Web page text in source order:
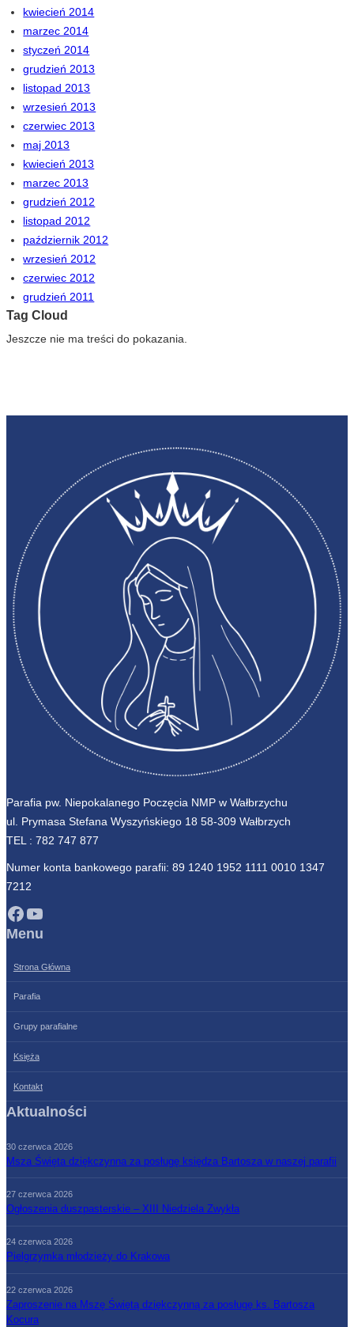
kwiecień 2014
marzec 2014
styczeń 2014
grudzień 2013
listopad 2013
wrzesień 2013
czerwiec 2013
maj 2013
kwiecień 2013
marzec 2013
grudzień 2012
listopad 2012
październik 2012
wrzesień 2012
czerwiec 2012
grudzień 2011
Tag Cloud
Jeszcze nie ma treści do pokazania.
Parafia pw. Niepokalanego Poczęcia NMP w Wałbrzychu
ul. Prymasa Stefana Wyszyńskiego 18 58-309 Wałbrzych
TEL : 782 747 877
Numer konta bankowego parafii: 89 1240 1952 1111 0010 1347
7212
Facebook YouTube
Menu
Strona Główna
Parafia
Grupy parafialne
Księża
Kontakt
Aktualności
30 czerwca 2026
Msza Święta dziękczynna za posługę księdza Bartosza w naszej parafii
27 czerwca 2026
Ogłoszenia duszpasterskie – XIII Niedziela Zwykła
24 czerwca 2026
Pielgrzymka młodzieży do Krakowa
22 czerwca 2026
Zaproszenie na Mszę Świętą dziękczynną za posługę ks. Bartosza
Kocura